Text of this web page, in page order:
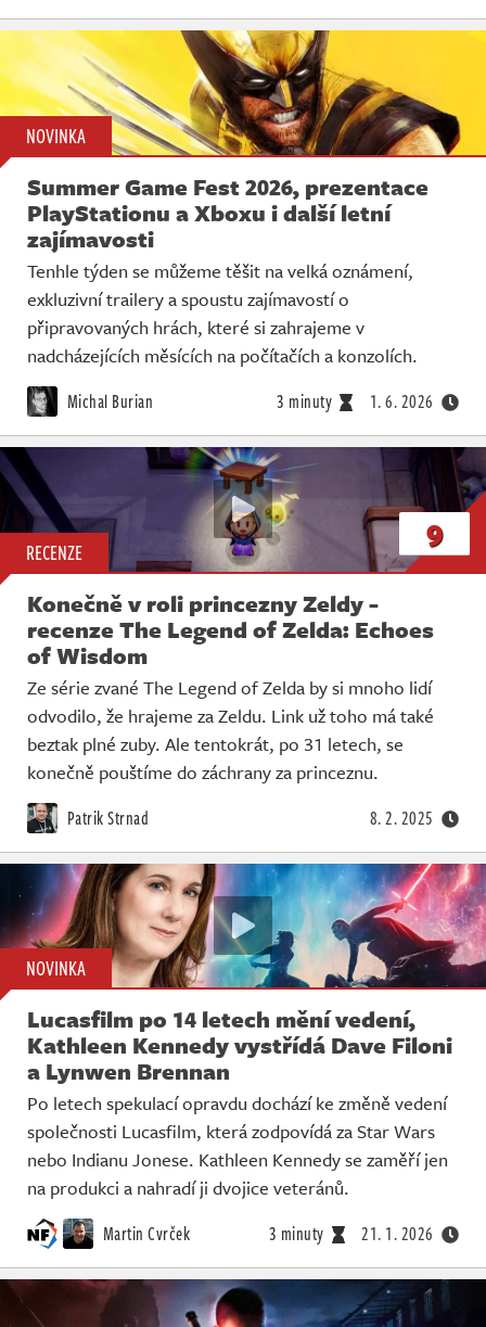
NOVINKA
Summer Game Fest 2026, prezentace
PlayStationu a Xboxu i další letní
zajímavosti
Tenhle týden se můžeme těšit na velká oznámení,
exkluzivní trailery a spoustu zajímavostí o
připravovaných hrách, které si zahrajeme v
nadcházejících měsících na počítačích a konzolích.
Michal Burian 3 minuty 1. 6. 2026
RECENZE 9
Konečně v roli princezny Zeldy -
recenze The Legend of Zelda: Echoes
of Wisdom
Ze série zvané The Legend of Zelda by si mnoho lidí
odvodilo, že hrajeme za Zeldu. Link už toho má také
beztak plné zuby. Ale tentokrát, po 31 letech, se
konečně pouštíme do záchrany za princeznu.
Patrik Strnad 8. 2. 2025
NOVINKA
Lucasfilm po 14 letech mění vedení,
Kathleen Kennedy vystřídá Dave Filoni
a Lynwen Brennan
Po letech spekulací opravdu dochází ke změně vedení
společnosti Lucasfilm, která zodpovídá za Star Wars
nebo Indianu Jonese. Kathleen Kennedy se zaměří jen
na produkci a nahradí ji dvojice veteránů.
Martin Cvrček 3 minuty 21. 1. 2026